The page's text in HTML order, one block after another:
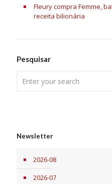
Fleury compra Femme,
receita bilionária
Pesquisar
Newsletter
2026-08
2026-07